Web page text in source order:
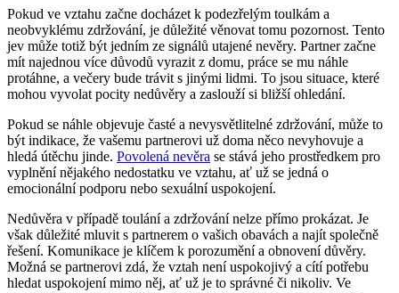
Pokud ve vztahu začne docházet k podezřelým toulkám a
neobvyklému zdržování, je důležité věnovat tomu pozornost. Tento
jev může totiž být jedním ze signálů utajené nevěry. Partner začne
mít najednou více důvodů vyrazit z domu, práce se mu náhle
protáhne, a večery bude trávit s jinými lidmi. To jsou situace, které
mohou vyvolat pocity nedůvěry a zaslouží si bližší ohledání.
Pokud se náhle objevuje časté a nevysvětlitelné zdržování, může to
být indikace, že vašemu partnerovi už doma něco nevyhovuje a
hledá útěchu jinde. Povolená nevěra se stává jeho prostředkem pro
vyplnění nějakého nedostatku ve vztahu, ať už se jedná o
emocionální podporu nebo sexuální uspokojení.
Nedůvěra v případě toulání a zdržování nelze přímo prokázat. Je
však důležité mluvit s partnerem o vašich obavách a najít společně
řešení. Komunikace je klíčem k porozumění a obnovení důvěry.
Možná se partnerovi zdá, že vztah není uspokojivý a cítí potřebu
hledat uspokojení mimo něj, ať už je to správné či nikoliv. Ve